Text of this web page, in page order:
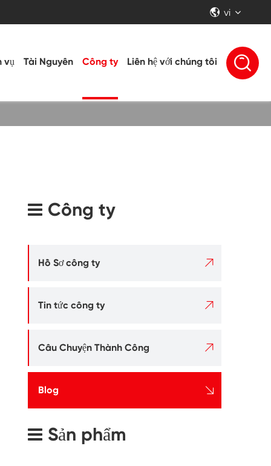
 vi
vụ Tài Nguyên Công ty Liên hệ với chúng tôi 
Công ty
Hồ Sơ công ty 
Tin tức công ty 
Câu Chuyện Thành Công 
Blog 
Sản phẩm